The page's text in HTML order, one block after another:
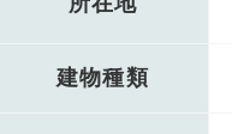
建物種類